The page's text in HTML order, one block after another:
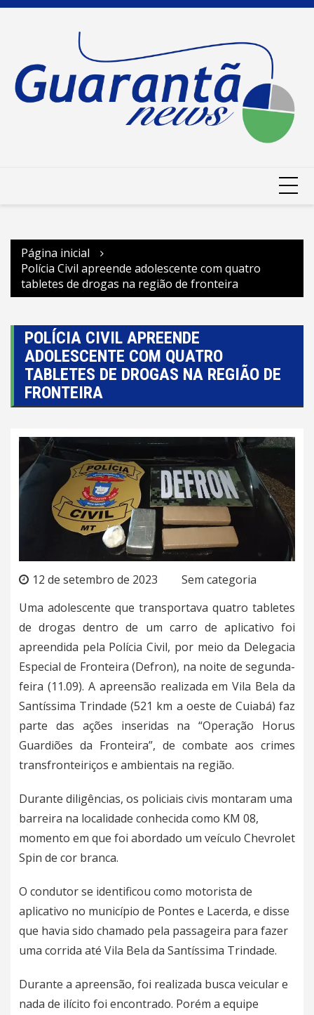
Ir
Página inicial
Polícia Civil apreende adolescente com quatro
tabletes de drogas na região de fronteira
POLÍCIA CIVIL APREENDE
ADOLESCENTE COM QUATRO
TABLETES DE DROGAS NA REGIÃO DE
FRONTEIRA
12 de setembro de 2023
Sem categoria
Uma adolescente que transportava quatro tabletes
de drogas dentro de um carro de aplicativo foi
apreendida pela Polícia Civil, por meio da Delegacia
Especial de Fronteira (Defron), na noite de segunda-
feira (11.09). A apreensão realizada em Vila Bela da
Santíssima Trindade (521 km a oeste de Cuiabá) faz
parte das ações inseridas na “Operação Horus
Guardiões da Fronteira”, de combate aos crimes
transfronteiriços e ambientais na região.
Durante diligências, os policiais civis montaram uma
barreira na localidade conhecida como KM 08,
momento em que foi abordado um veículo Chevrolet
Spin de cor branca.
O condutor se identificou como motorista de
aplicativo no município de Pontes e Lacerda, e disse
que havia sido chamado pela passageira para fazer
uma corrida até Vila Bela da Santíssima Trindade.
Durante a apreensão, foi realizada busca veicular e
nada de ilícito foi encontrado. Porém a equipe